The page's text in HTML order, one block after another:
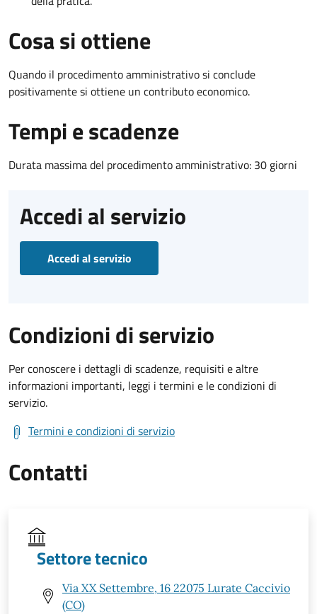
Cosa si ottiene
Quando il procedimento amministrativo si conclude
positivamente si ottiene un contributo economico.
Tempi e scadenze
Durata massima del procedimento amministrativo: 30 giorni
Accedi al servizio
Accedi al servizio
Condizioni di servizio
Per conoscere i dettagli di scadenze, requisiti e altre
informazioni importanti, leggi i termini e le condizioni di
servizio.
Termini e condizioni di servizio
Contatti
Settore tecnico
Via XX Settembre, 16 22075 Lurate Caccivio
(CO)